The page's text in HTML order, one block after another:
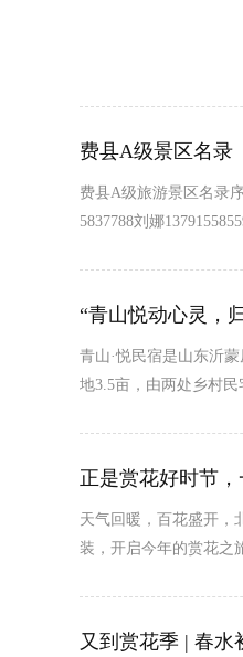
费县A级景区名录
费县A级旅游景区名录
5837788刘娜
“青山悦动心灵，
青山·悦民宿是山东沂
地3.5亩，由两处乡村
正是赏花好时节
天气回暖，百花盛开，
装，开启今年的赏花之
又到赏花季 | 春